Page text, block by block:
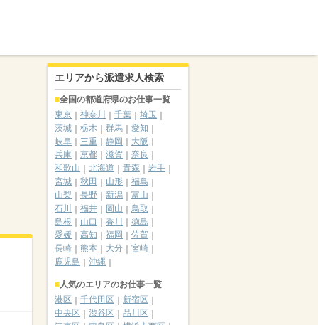
エリアから派遣求人検索
全国の都道府県のお仕事一覧
東京
神奈川 千葉
埼玉
茨城
栃木 群馬
愛知
岐阜
三重 静岡
大阪
兵庫
京都 滋賀
奈良
和歌山
北海道 青森
岩手
宮城
秋田 山形
福島
山梨
長野 新潟
富山
石川
福井 岡山
鳥取
島根
山口 香川
徳島
愛媛
高知 福岡
佐賀
長崎
熊本 大分
宮崎
鹿児島
沖縄
人気のエリアのお仕事一覧
港区
千代田区
新宿区
中央区
渋谷区
品川区